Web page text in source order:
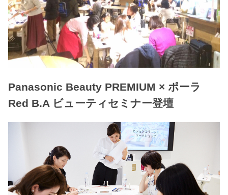
Panasonic Beauty PREMIUM × ポーラ
Red B.A ビューティセミナー登壇